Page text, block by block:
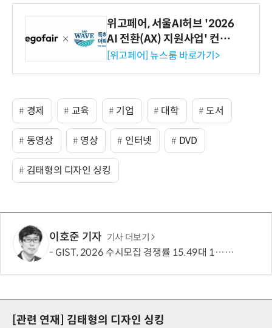
위고페어, 서울AI허브 '2026
AI 전환(AX) 지원사업' 컨소
시엄 선정
[위고페어] 뉴스룸 바로가기>
경제 교육 기업 대학 도서
동영상 영상 인터넷 DVD
김태형의 디자인 싱킹
이호준 기자 기사 더보기
GIST, 2026 수시모집 경쟁률 15.49대 1…최근 5년간 지원자 62% ↑
[관련 연재]
김태형의 디자인 싱킹